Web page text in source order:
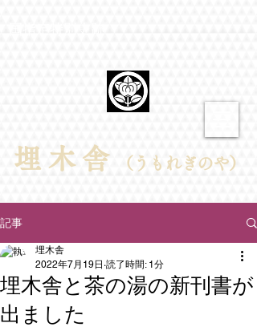
埋​木舎 （うもれぎのや）
記事
埋木舎と茶の湯の新刊書が
出ました
埋木舎
2022年7月19日 読了時間: 1分